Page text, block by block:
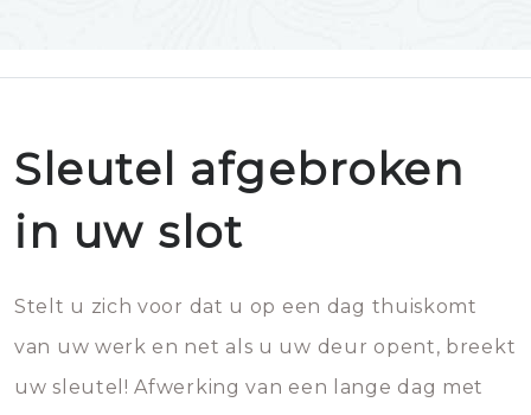
Sleutel afgebroken
in uw slot
Stelt u zich voor dat u op een dag thuiskomt
van uw werk en net als u uw deur opent, breekt
uw sleutel! Afwerking van een lange dag met